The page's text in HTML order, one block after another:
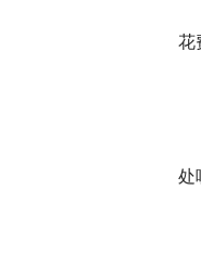
花
处